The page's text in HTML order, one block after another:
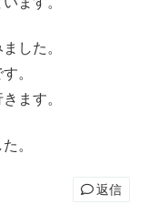
した。
。
ます。
。
返信